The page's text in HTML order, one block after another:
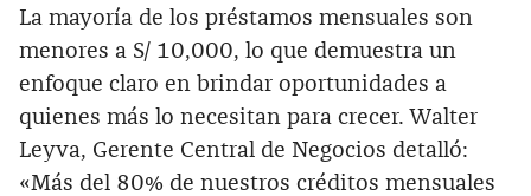
La mayoría de los préstamos mensuales son
menores a S/ 10,000, lo que demuestra un
enfoque claro en brindar oportunidades a
quienes más lo necesitan para crecer. Walter
Leyva, Gerente Central de Negocios detalló:
«Más del 80% de nuestros créditos mensuales